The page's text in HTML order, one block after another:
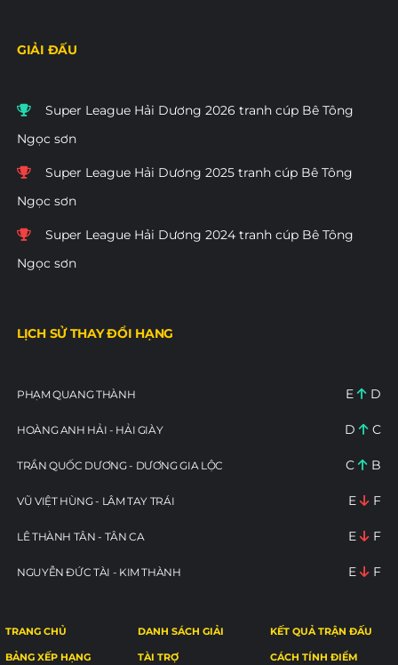
GIẢI ĐẤU
Super League Hải Dương 2026 tranh cúp Bê Tông
Ngọc sơn
Super League Hải Dương 2025 tranh cúp Bê Tông
Ngọc sơn
Super League Hải Dương 2024 tranh cúp Bê Tông
Ngọc sơn
LỊCH SỬ THAY ĐỔI HẠNG
PHẠM QUANG THÀNH E D
HOÀNG ANH HẢI - HẢI GIÀY D C
TRẦN QUỐC DƯƠNG - DƯƠNG GIA LỘC C B
VŨ VIỆT HÙNG - LÂM TAY TRÁI E F
LÊ THÀNH TÂN - TÂN CA E F
NGUYỄN ĐỨC TÀI - KIM THÀNH E F
TRANG CHỦ DANH SÁCH GIẢI KẾT QUẢ TRẬN ĐẤU
BẢNG XẾP HẠNG TÀI TRỢ CÁCH TÍNH ĐIỂM